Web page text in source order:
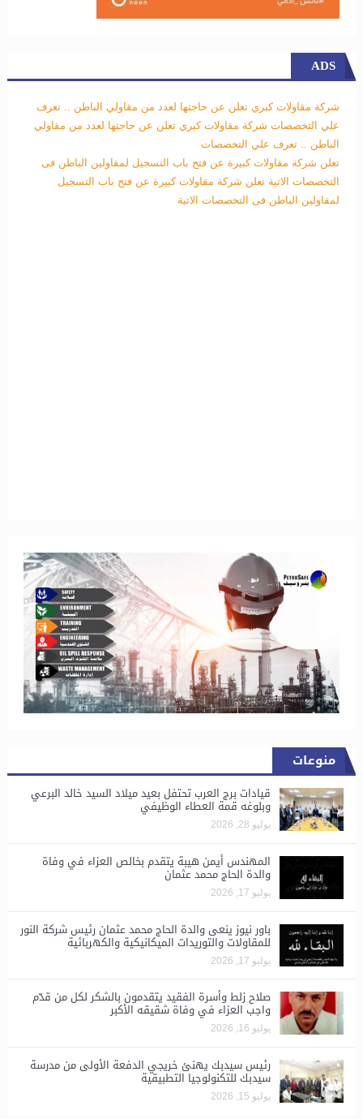
ADS
شركة مقاولات كبري تعلن عن حاجتها لعدد من مقاولي الباطن .. تعرف
علي التخصصات شركة مقاولات كبري تعلن عن حاجتها لعدد من مقاولي
الباطن .. تعرف علي التخصصات
تعلن شركة مقاولات كبيرة عن فتح باب التسجيل لمقاولين الباطن فى
التخصصات الاتية تعلن شركة مقاولات كبيرة عن فتح باب التسجيل
لمقاولين الباطن فى التخصصات الاتية
منوعات
قيادات برج العرب تحتفل بعيد ميلاد السيد خالد البرعي
وبلوغه قمة العطاء الوظيفي
يوليو 28, 2026
المهندس أيمن هيبة يتقدم بخالص العزاء في وفاة
والدة الحاج محمد عثمان
يوليو 17, 2026
باور نيوز ينعى والدة الحاج محمد عثمان رئيس شركة النور
للمقاولات والتوريدات الميكانيكية والكهربائية
يوليو 17, 2026
صلاح زلط وأسرة الفقيد يتقدمون بالشكر لكل من قدّم
واجب العزاء في وفاة شقيقه الأكبر
يوليو 16, 2026
رئيس سيدبك يهنئ خريجي الدفعة الأولى من مدرسة
سيدبك للتكنولوجيا التطبيقية
يوليو 15, 2026